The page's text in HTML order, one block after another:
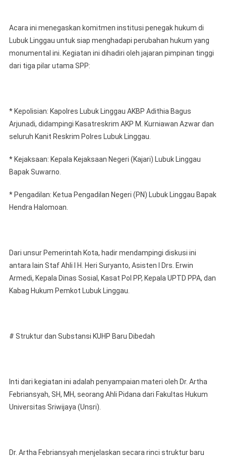
Acara ini menegaskan komitmen institusi penegak hukum di
Lubuk Linggau untuk siap menghadapi perubahan hukum yang
monumental ini. Kegiatan ini dihadiri oleh jajaran pimpinan tinggi
dari tiga pilar utama SPP:
* Kepolisian: Kapolres Lubuk Linggau AKBP Adithia Bagus
Arjunadi, didampingi Kasatreskrim AKP M. Kurniawan Azwar dan
seluruh Kanit Reskrim Polres Lubuk Linggau.
* Kejaksaan: Kepala Kejaksaan Negeri (Kajari) Lubuk Linggau
Bapak Suwarno.
* Pengadilan: Ketua Pengadilan Negeri (PN) Lubuk Linggau Bapak
Hendra Halomoan.
Dari unsur Pemerintah Kota, hadir mendampingi diskusi ini
antara lain Staf Ahli I H. Heri Suryanto, Asisten I Drs. Erwin
Armedi, Kepala Dinas Sosial, Kasat Pol PP, Kepala UPTD PPA, dan
Kabag Hukum Pemkot Lubuk Linggau.
# Struktur dan Substansi KUHP Baru Dibedah
Inti dari kegiatan ini adalah penyampaian materi oleh Dr. Artha
Febriansyah, SH, MH, seorang Ahli Pidana dari Fakultas Hukum
Universitas Sriwijaya (Unsri).
Dr. Artha Febriansyah menjelaskan secara rinci struktur baru